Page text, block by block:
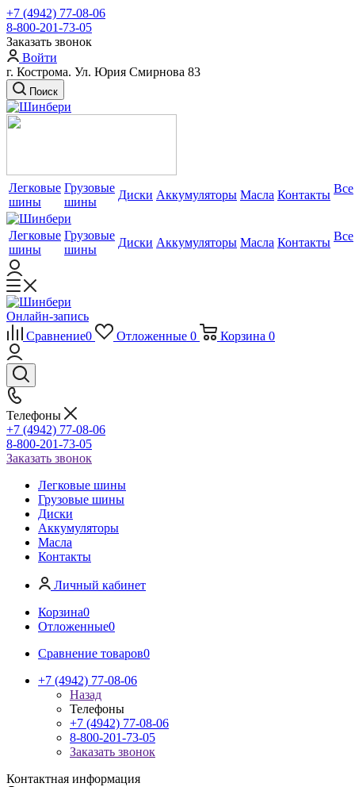
+7 (4942) 77-08-06
8-800-201-73-05
Заказать звонок
Войти
г. Кострома. Ул. Юрия Смирнова 83
Поиск
Легковые
шины
Грузовые
шины
Диски Аккумуляторы Масла Контакты Все
Легковые
шины
Грузовые
шины
Диски Аккумуляторы Масла Контакты Все
Онлайн-запись
Сравнение0 Отложенные 0 Корзина 0
Телефоны
+7 (4942) 77-08-06
8-800-201-73-05
Заказать звонок
Легковые шины
Грузовые шины
Диски
Аккумуляторы
Масла
Контакты
Личный кабинет
Корзина0
Отложенные0
Сравнение товаров0
+7 (4942) 77-08-06
Назад
Телефоны
+7 (4942) 77-08-06
8-800-201-73-05
Заказать звонок
Контактная информация